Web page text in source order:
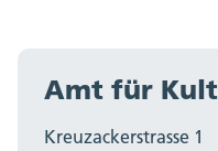
Amt für
Kreuzackerstrasse 1